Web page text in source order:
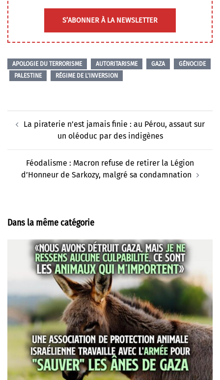
S’ABONNER À LA NEWSLETTER
APOLOGIE DU TERRORISME AUTORITARISME GAZA
GÉNOCIDE
PALESTINE
RÉGIME DE L'INVERSION
d’article
La piraterie n’est jamais finie : au Pérou, assaut sur
un oléoduc par des indigènes
Féodalisme : Macron refuse de retirer la Légion
d’Honneur de Sarkozy, malgré sa condamnation
Dans la même catégorie